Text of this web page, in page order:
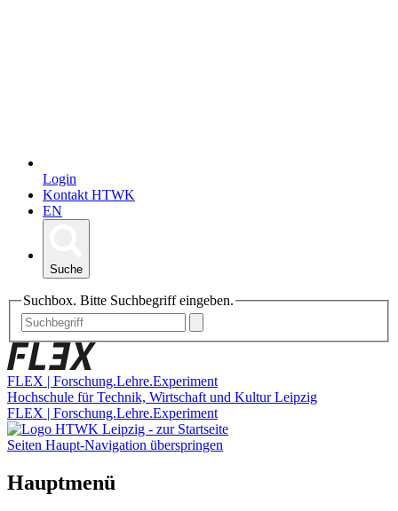
Login
Kontakt HTWK
EN
Suche
Suchbox. Bitte Suchbegriff eingeben.
FLEX | Forschung.Lehre.Experiment
Hochschule für Technik, Wirtschaft und Kultur Leipzig
FLEX | Forschung.Lehre.Experiment
Seiten Haupt-Navigation überspringen
Hauptmenü